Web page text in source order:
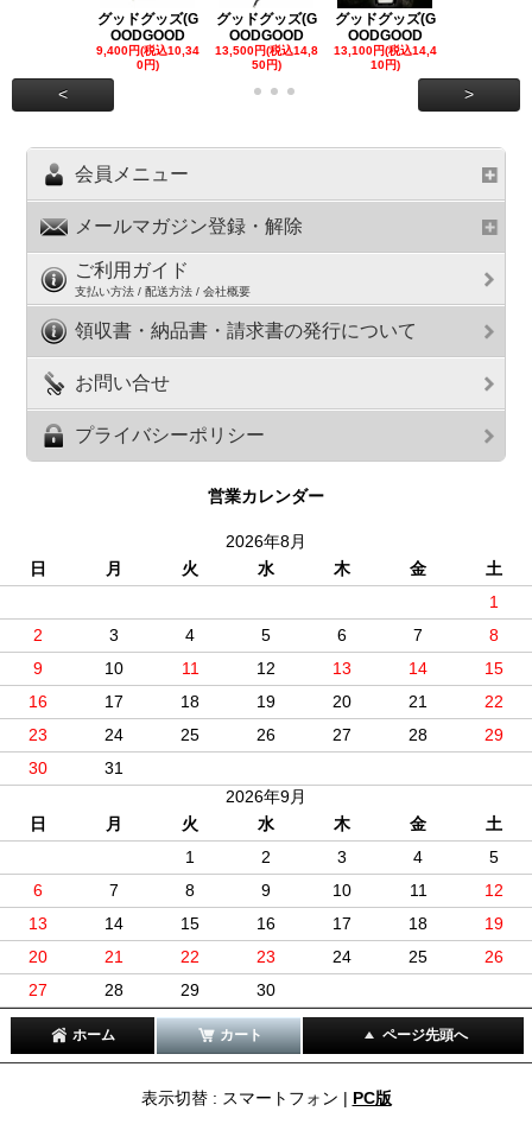
グッドグッズ(G
OODGOOD
9,400円(税込10,34
0円)
グッドグッズ(G
OODGOOD
13,500円(税込14,8
50円)
グッドグッズ(G
OODGOOD
13,100円(税込14,4
10円)
< >
会員メニュー
メールマガジン登録・解除
ご利用ガイド
支払い方法 / 配送方法 / 会社概要
領収書・納品書・請求書の発行について
お問い合せ
プライバシーポリシー
営業カレンダー
2026年8月
日
月 火 水 木 金
土
1
2
3 4 5 6 7
8
9
10 11 12 13 14
15
16
17 18 19 20 21
22
23
24 25 26 27 28
29
30
31
2026年9月
日
月 火 水 木 金
土
1
2 3 4
5
6
7 8 9 10 11
12
13
14 15 16 17 18
19
20
21 22 23 24 25
26
27
28 29 30
ホーム カート ページ先頭へ
表示切替 : スマートフォン | PC版